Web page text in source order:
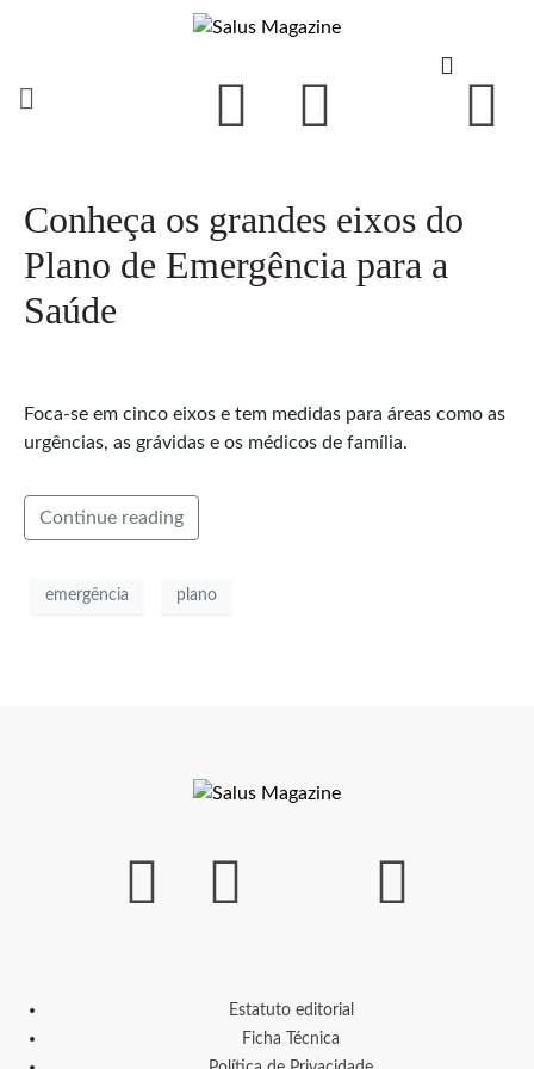
Conheça os grandes eixos do
Plano de Emergência para a
Saúde
Foca-se em cinco eixos e tem medidas para áreas como as
urgências, as grávidas e os médicos de família.
Continue reading
emergência plano
Estatuto editorial
Ficha Técnica